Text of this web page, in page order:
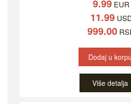
9.99 EUR
11.99
999.00
Dodaj u korpu
Više detalja